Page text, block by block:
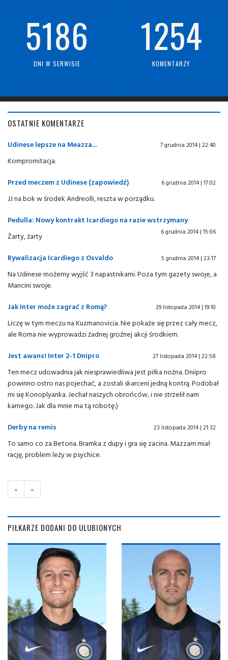
5186
DNI W SERWISIE
1254
KOMENTARZY
OSTATNIE KOMENTARZE
Udinese lepsze na Meazza... 7 grudnia 2014 | 22:40
Kompromitacja.
Przed meczem z Udinese (zapowiedź)
6 grudnia 2014 | 17:02
JJ na bok w środek Andreolli, reszta w porządku.
Pedulla: Nowy kontrakt Icardiego na razie wstrzymany
6 grudnia 2014 | 15:06
Żarty, żarty
Rywalizacja Icardiego z Osvaldo
5 grudnia 2014 | 23:17
Na Udinese możemy wyjść 3 napastnikami. Poza tym gazety swoje, a
Mancini swoje.
Jak Inter może zagrać z Romą?
29 listopada 2014 | 19:10
Liczę w tym meczu na Kuzmanovicia. Nie pokaże się przez cały mecz,
ale Roma nie wyprowadzi żadnej groźnej akcji środkiem.
Jest awans! Inter 2-1 Dnipro
27 listopada 2014 | 22:58
Ten mecz udowadnia jak niesprawiedliwa jest piłka nożna. Dniipro
powinno ostro nas pojechać, a zostali skarceni jedną kontrą. Podobał
mi się Konoplyanka. Jechał naszych obrońców, i nie strzelił nam
karnego. Jak dla mnie ma tą robotę:)
Derby na remis
23 listopada 2014 | 21:32
To samo co za Betona. Bramka z dupy i gra się zacina. Mazzarri miał
rację, problem leży w psychice.
« »
PIŁKARZE DODANI DO ULUBIONYCH